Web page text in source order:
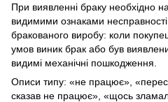
При виявленні браку необхідно
видимими ознаками
бракованого виробу: коли
умов виник брак або був
видимі механічні пошкодження.
Описи типу: «не працює»,
сказав не працює», «щось